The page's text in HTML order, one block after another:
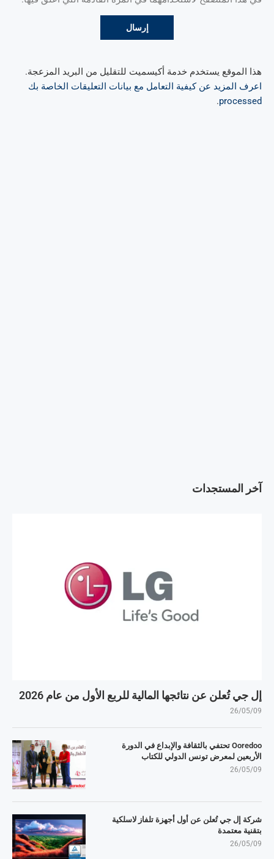
هذا الموقع يستخدم خدمة أكيسميت للتقليل من البريد المزعجة.
اعرف المزيد عن كيفية التعامل مع بيانات التعليقات الخاصة بك
processed
.
آخر المستجدات
إل جي تُعلن عن نتائجها المالية للربع الأول من عام 2026
26/05/09
Ooredoo تحتفي بالثقافة والإبداع في الدورة
الأربعين لمعرض تونس الدولي للكتاب
26/05/09
شركة إل جي تُعلن عن أول أجهزة تلفاز لاسلكية
بتقنية معتمدة
26/05/09